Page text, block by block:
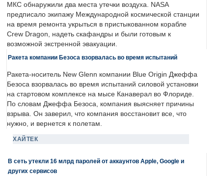
МКС обнаружили два места утечки воздуха. NASA
предписало экипажу Международной космической станции
на время ремонта укрыться в пристыкованном корабле
Crew Dragon, надеть скафандры и были готовым к
возможной экстренной эвакуации.
Ракета компании Безоса взорвалась во время испытаний
Ракета-носитель New Glenn компании Blue Origin Джеффа
Безоса взорвалась во время испытаний силовой установки
на стартовом комплексе на мысе Канаверал во Флориде.
По словам Джеффа Безоса, компания выясняет причины
взрыва. Он заверил, что компания восстановит все, что
нужно, и вернется к полетам.
ХАЙТЕК
В сеть утекли 16 млрд паролей от аккаунтов Apple, Google и
других сервисов